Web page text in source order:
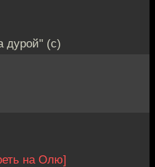
дурой" (с)
на Олю]